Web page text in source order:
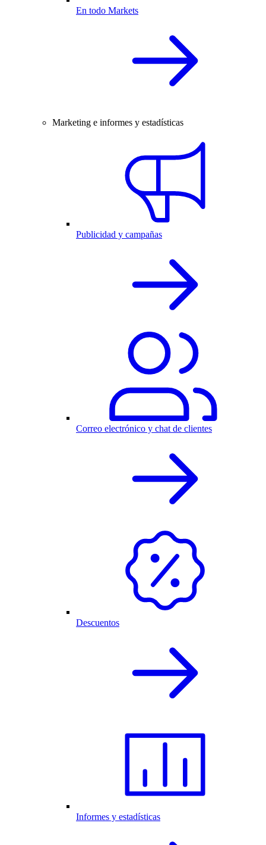
En todo Markets
Marketing e informes y estadísticas
Publicidad y campañas
Correo electrónico y chat de clientes
Descuentos
Informes y estadísticas